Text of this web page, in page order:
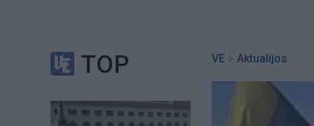
TOP VE > Aktualijos